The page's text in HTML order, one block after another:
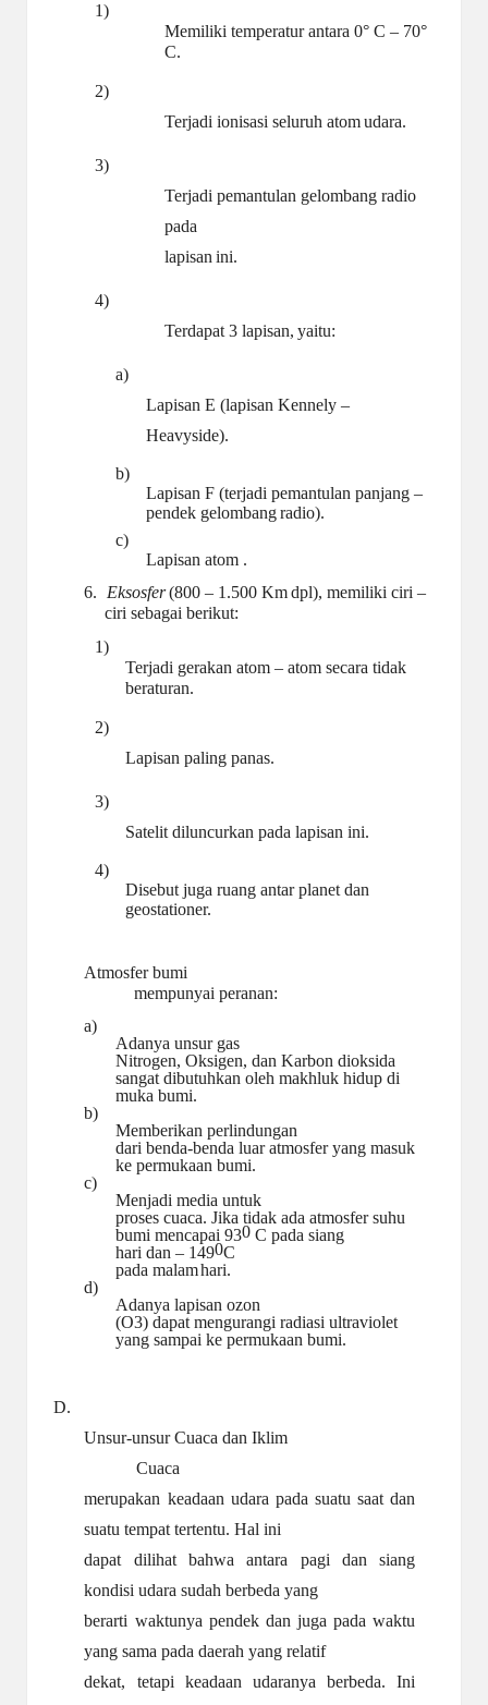
1)
Memiliki temperatur antara 0° C – 70°
C.
2)
Terjadi ionisasi seluruh atom udara.
3)
Terjadi pemantulan gelombang radio
pada
lapisan ini.
4)
Terdapat 3 lapisan, yaitu:
a)
Lapisan E (lapisan Kennely –
Heavyside).
b)
Lapisan F (terjadi pemantulan panjang –
pendek gelombangradio).
c)
Lapisan atom .
6.
Eksosfer(800 – 1.500 Km dpl), memiliki ciri –
ciri sebagai berikut:
1)
Terjadi gerakan atom – atom secara tidak
beraturan.
2)
Lapisan paling panas.
3)
Satelit diluncurkan pada lapisan ini.
4)
Disebut juga ruang antar planet dan
geostationer.
Atmosfer bumi
mempunyai peranan:
a)
Adanya unsur gas
Nitrogen, Oksigen, dan Karbon dioksida
sangat dibutuhkan oleh makhluk hidup di
muka bumi.
b)
Memberikan perlindungan
dari benda-benda luar atmosfer yang masuk
ke permukaan bumi.
c)
Menjadi media untuk
proses cuaca. Jika tidak ada atmosfer suhu
bumi mencapai 930 C pada siang
hari dan – 1490C
pada malamhari.
d)
Adanya lapisan ozon
(O3) dapat mengurangi radiasi ultraviolet
yang sampai ke permukaan bumi.
D.
Unsur-unsur Cuaca dan Iklim
Cuaca
merupakan keadaan udara pada suatu saat dan
suatu tempat tertentu. Hal ini
dapat dilihat bahwa antara pagi dan siang
kondisi udara sudah berbeda yang
berarti waktunya pendek dan juga pada waktu
yang sama pada daerah yang relatif
dekat, tetapi keadaan udaranya berbeda. Ini